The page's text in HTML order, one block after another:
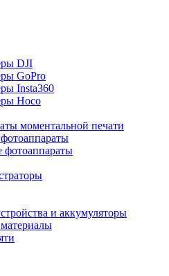
DJI
GoPro
Insta360
Hoco
моментальной печати
и аккумуляторы